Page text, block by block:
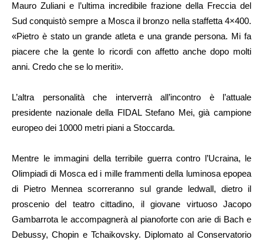
Mauro Zuliani e l’ultima incredibile frazione della Freccia del
Sud conquistò sempre a Mosca il bronzo nella staffetta 4×400.
«Pietro è stato un grande atleta e una grande persona. Mi fa
piacere che la gente lo ricordi con affetto anche dopo molti
anni. Credo che se lo meriti».
L’altra personalità che interverrà all’incontro è l’attuale
presidente nazionale della FIDAL Stefano Mei, già campione
europeo dei 10000 metri piani a Stoccarda.
Mentre le immagini della terribile guerra contro l’Ucraina, le
Olimpiadi di Mosca ed i mille frammenti della luminosa epopea
di Pietro Mennea scorreranno sul grande ledwall, dietro il
proscenio del teatro cittadino, il giovane virtuoso Jacopo
Gambarrota le accompagnerà al pianoforte con arie di Bach e
Debussy, Chopin e Tchaikovsky. Diplomato al Conservatorio